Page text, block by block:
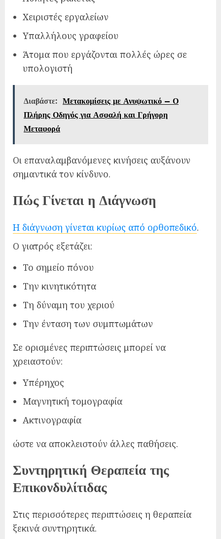
Χειριστές εργαλείων
Υπαλλήλους γραφείου
Άτομα που εργάζονται πολλές ώρες σε
υπολογιστή
Διαβάστε: Μετακομίσεις με Ανυψωτικό – Ο
Πλήρης Οδηγός για Ασφαλή και Γρήγορη
Μεταφορά
Οι επαναλαμβανόμενες κινήσεις αυξάνουν
σημαντικά τον κίνδυνο.
Πώς Γίνεται η Διάγνωση
Η διάγνωση γίνεται κυρίως από ορθοπεδικό.
Ο γιατρός εξετάζει:
Το σημείο πόνου
Την κινητικότητα
Τη δύναμη του χεριού
Την ένταση των συμπτωμάτων
Σε ορισμένες περιπτώσεις μπορεί να
χρειαστούν:
Υπέρηχος
Μαγνητική τομογραφία
Ακτινογραφία
ώστε να αποκλειστούν άλλες παθήσεις.
Συντηρητική Θεραπεία της
Επικονδυλίτιδας
Στις περισσότερες περιπτώσεις η θεραπεία
ξεκινά συντηρητικά.